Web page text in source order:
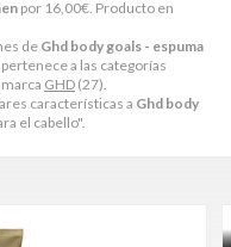
por 16,00€ . Producto en
deGhd body goals - espuma
a las categorías
marca GHD (27).
características a Ghd body
el cabello".